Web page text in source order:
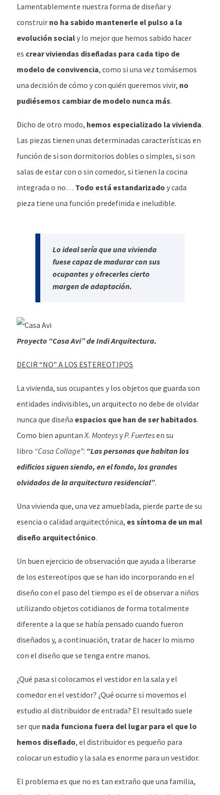
Lamentablemente nuestra forma de diseñar y
construir no ha sabido mantenerle el pulso a la
evolución socialy lo mejor que hemos sabido hacer
es crear viviendas diseñadas para cada tipo de
modelo de convivencia, como si una vez tomásemos
una decisión de cómo y con quién queremos vivir, no
pudiésemos cambiar de modelo nunca más.
Dicho de otro modo, hemos especializado la vivienda.
Las piezas tienen unas determinadas características en
función de si son dormitorios dobles o simples, si son
salas de estar con o sin comedor, si tienen la cocina
integrada o no… Todo está estandarizado y cada
pieza tiene una función predefinida e ineludible.
Lo ideal sería que una vivienda
fuese capaz de madurar con sus
ocupantes y ofrecerles cierto
margen de adaptación.
Proyecto “Casa Avi” de Indi Arquitectura.
DECIR “NO” A LOS ESTEREOTIPOS
La vivienda, sus ocupantes y los objetos que guarda son
entidades indivisibles, un arquitecto no debe de olvidar
nunca que diseña espacios que han de ser habitados.
Como bien apuntanX. MonteysyP. Fuertesen su
libro “Casa Collage”: “Las personas que habitan los
edificios siguen siendo, en el fondo, los grandes
olvidados de la arquitectura residencial”.
Una vivienda que, una vez amueblada, pierde parte de su
esencia o calidad arquitectónica, es síntoma de un mal
diseño arquitectónico.
Un buen ejercicio de observación que ayuda a liberarse
de los estereotipos que se han ido incorporando en el
diseño con el paso del tiempo es el de observar a niños
utilizando objetos cotidianos de forma totalmente
diferente a la que se había pensado cuando fueron
diseñados y, a continuación, tratar de hacer lo mismo
con el diseño que se tenga entre manos.
¿Qué pasa si colocamos el vestidor en la sala y el
comedor en el vestidor? ¿Qué ocurre si movemos el
estudio al distribuidor de entrada? El resultado suele
ser que nada funciona fuera del lugar para el que lo
hemos diseñado, el distribuidor es pequeño para
colocar un estudio y la sala es enorme para un vestidor.
El problema es que no es tan extraño que una familia,